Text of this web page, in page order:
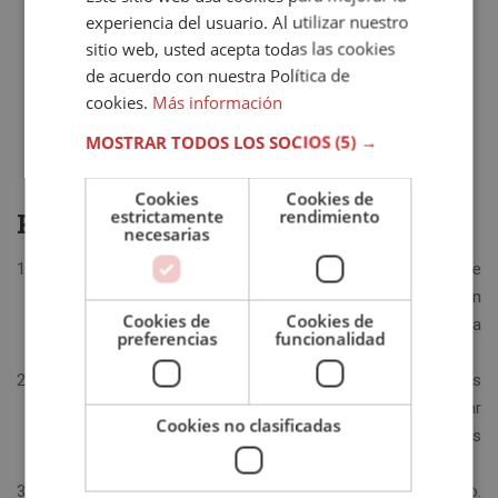
2 zanahorias.
1 litro de caldo de pollo.
Salsa de soja.
Aceite de sésamo.
Preparación
Para empezar, salpimienta la carne y macérala en salsa de
soja. Para que el sabor sea intenso, cubre la carne con un
papel film transparente y déjala reposar en la nevera
mientras preparas el resto.
Para preparar el ramen, cuece los fideos siguiendo las
instrucciones del fabricante. Una vez cocidos, suelen tardar
aproximadamente cinco minutos, escúrrelos y distribúyelos
En otra cazuela, cuece la zanahoria y las hojas del puerro.
experiencia del usuario. Al utilizar nuestro
sitio web, usted acepta todas las cookies
de acuerdo con nuestra Política de
cookies. Más información
MOSTRAR TODOS LOS SOCIOS(5) →
Cookies
estrictamente
necesarias
Cookies de
rendimiento
Cookies de
preferencias
Cookies de
funcionalidad
Cookies no clasificadas